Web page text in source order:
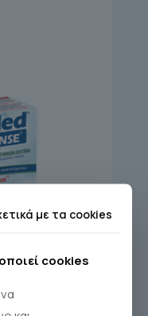
60
με τα cookies
cookies